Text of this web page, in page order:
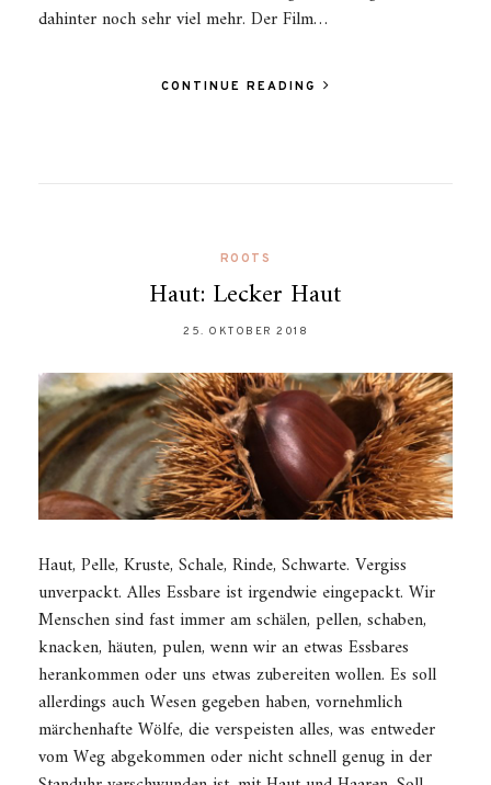
dahinter noch sehr viel mehr. Der Film…
CONTINUE READING
ROOTS
Haut: Lecker Haut
25. OKTOBER 2018
Haut, Pelle, Kruste, Schale, Rinde, Schwarte. Vergiss
unverpackt. Alles Essbare ist irgendwie eingepackt. Wir
Menschen sind fast immer am schälen, pellen, schaben,
knacken, häuten, pulen, wenn wir an etwas Essbares
herankommen oder uns etwas zubereiten wollen. Es soll
allerdings auch Wesen gegeben haben, vornehmlich
märchenhafte Wölfe, die verspeisten alles, was entweder
vom Weg abgekommen oder nicht schnell genug in der